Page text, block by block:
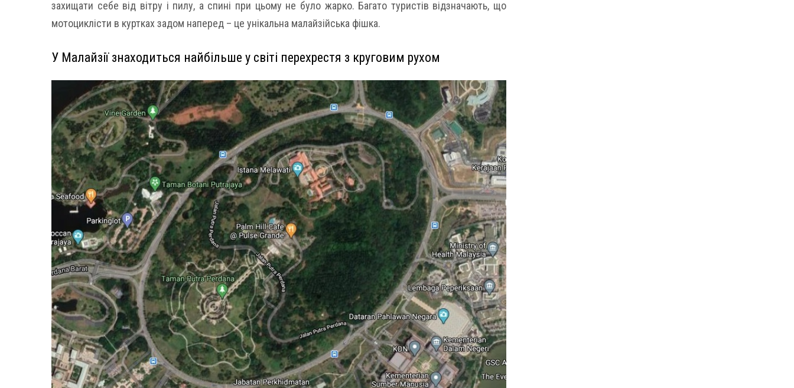
захищати себе від вітру і пилу, а спині при цьому не було жарко. Багато туристів відзначають, що
мотоциклісти в куртках задом наперед – це унікальна малайзійська фішка.
У Малайзії знаходиться найбільше у світі перехрестя з круговим рухом